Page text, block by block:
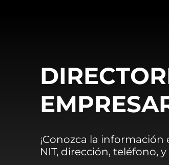
¡Conozca la
NIT, dirección, teléfono,